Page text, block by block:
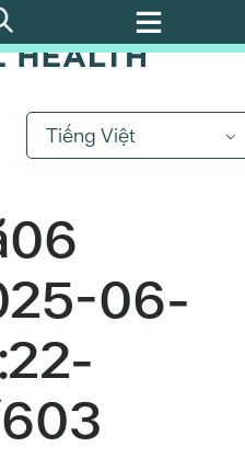
Tiếng Việt
06-